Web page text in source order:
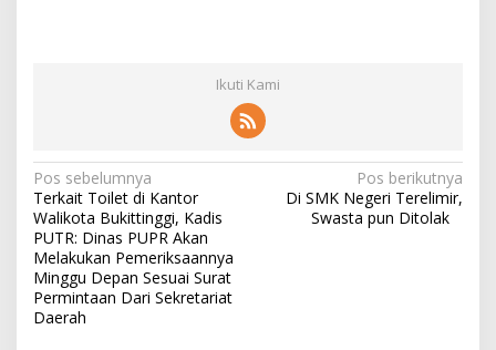
Ikuti Kami
N
a
v
i
g
Pos sebelumnya
Terkait Toilet di Kantor
Walikota Bukittinggi, Kadis
PUTR: Dinas PUPR Akan
Melakukan Pemeriksaannya
Minggu Depan Sesuai Surat
Permintaan Dari Sekretariat
Daerah
Pos berikutnya
Di SMK Negeri Terelimir,
Swasta pun Ditolak